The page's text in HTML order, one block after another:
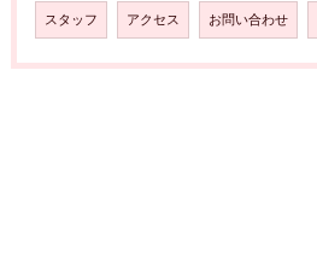
スタッフ アクセス お問い合わせ